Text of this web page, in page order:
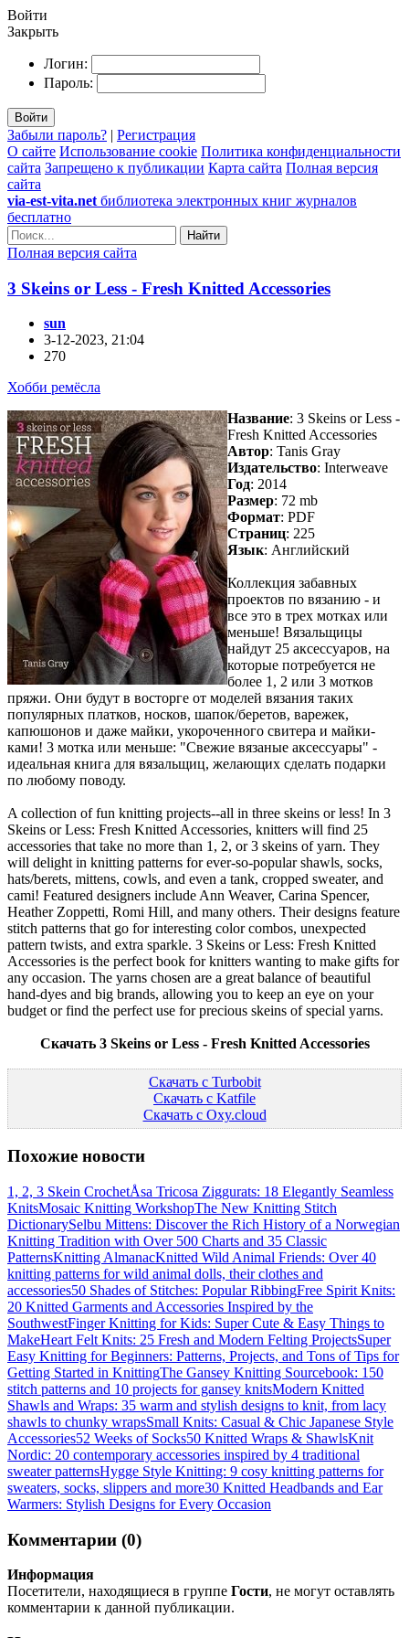
Войти
Закрыть
Логин:
Пароль:
Войти
Забыли пароль? | Регистрация
О сайте Использование cookie Политика конфиденциальности
сайта Запрещено к публикации Карта сайта Полная версия
сайта
via-est-vita.net библиотека электронных книг журналов
бесплатно
Найти
Полная версия сайта
3 Skeins or Less - Fresh Knitted Accessories
sun
3-12-2023, 21:04
270
Хобби ремёсла
Название: 3 Skeins or Less -
Fresh Knitted Accessories
Автор: Tanis Gray
Издательство: Interweave
Год: 2014
Размер: 72 mb
Формат: PDF
Страниц: 225
Язык: Английский
Коллекция забавных
проектов по вязанию - и
все это в трех мотках или
меньше! Вязальщицы
найдут 25 аксессуаров, на
которые потребуется не
более 1, 2 или 3 мотков
пряжи. Они будут в восторге от моделей вязания таких
популярных платков, носков, шапок/беретов, варежек,
капюшонов и даже майки, укороченного свитера и майки-
ками! 3 мотка или меньше: "Свежие вязаные аксессуары" -
идеальная книга для вязальщиц, желающих сделать подарки
по любому поводу.
A collection of fun knitting projects--all in three skeins or less! In 3
Skeins or Less: Fresh Knitted Accessories, knitters will find 25
accessories that take no more than 1, 2, or 3 skeins of yarn. They
will delight in knitting patterns for ever-so-popular shawls, socks,
hats/berets, mittens, cowls, and even a tank, cropped sweater, and
cami! Featured designers include Ann Weaver, Carina Spencer,
Heather Zoppetti, Romi Hill, and many others. Their designs feature
stitch patterns that go for interesting color combos, unexpected
pattern twists, and extra sparkle. 3 Skeins or Less: Fresh Knitted
Accessories is the perfect book for knitters wanting to make gifts for
any occasion. The yarns chosen are a great balance of beautiful
hand-dyes and big brands, allowing you to keep an eye on your
budget or find the perfect use for precious skeins of special yarns.
Скачать 3 Skeins or Less - Fresh Knitted Accessories
Скачать с Turbobit
Скачать с Katfile
Скачать с Оxy.cloud
Похожие новости
1, 2, 3 Skein CrochetÅsa Tricosa Ziggurats: 18 Elegantly Seamless
KnitsMosaic Knitting WorkshopThe New Knitting Stitch
DictionarySelbu Mittens: Discover the Rich History of a Norwegian
Knitting Tradition with Over 500 Charts and 35 Classic
PatternsKnitting AlmanacKnitted Wild Animal Friends: Over 40
knitting patterns for wild animal dolls, their clothes and
accessories50 Shades of Stitches: Popular RibbingFree Spirit Knits:
20 Knitted Garments and Accessories Inspired by the
SouthwestFinger Knitting for Kids: Super Cute & Easy Things to
MakeHeart Felt Knits: 25 Fresh and Modern Felting ProjectsSuper
Easy Knitting for Beginners: Patterns, Projects, and Tons of Tips for
Getting Started in KnittingThe Gansey Knitting Sourcebook: 150
stitch patterns and 10 projects for gansey knitsModern Knitted
Shawls and Wraps: 35 warm and stylish designs to knit, from lacy
shawls to chunky wrapsSmall Knits: Casual & Chic Japanese Style
Accessories52 Weeks of Socks50 Knitted Wraps & ShawlsKnit
Nordic: 20 contemporary accessories inspired by 4 traditional
sweater patternsHygge Style Knitting: 9 cosy knitting patterns for
sweaters, socks, slippers and more30 Knitted Headbands and Ear
Warmers: Stylish Designs for Every Occasion
Комментарии (0)
Информация
Посетители, находящиеся в группе Гости, не могут оставлять
комментарии к данной публикации.